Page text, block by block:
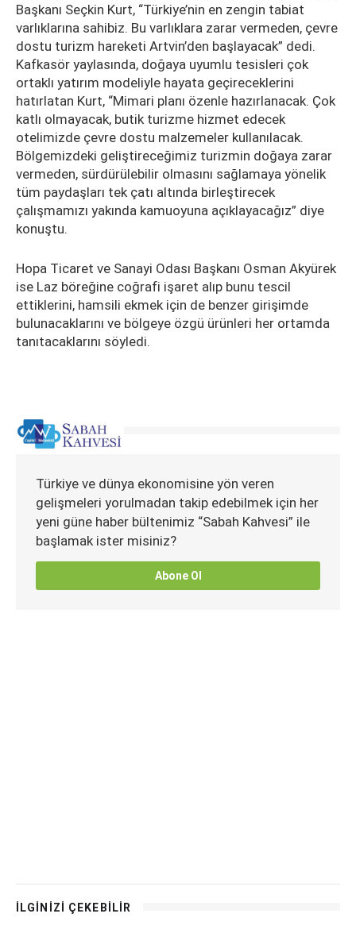
Başkanı Seçkin Kurt, “Türkiye’nin en zengin tabiat
varlıklarına sahibiz. Bu varlıklara zarar vermeden, çevre
dostu turizm hareketi Artvin’den başlayacak” dedi.
Kafkasör yaylasında, doğaya uyumlu tesisleri çok
ortaklı yatırım modeliyle hayata geçireceklerini
hatırlatan Kurt, “Mimari planı özenle hazırlanacak. Çok
katlı olmayacak, butik turizme hizmet edecek
otelimizde çevre dostu malzemeler kullanılacak.
Bölgemizdeki geliştireceğimiz turizmin doğaya zarar
vermeden, sürdürülebilir olmasını sağlamaya yönelik
tüm paydaşları tek çatı altında birleştirecek
çalışmamızı yakında kamuoyuna açıklayacağız” diye
konuştu.
Hopa Ticaret ve Sanayi Odası Başkanı Osman Akyürek
ise Laz böreğine coğrafi işaret alıp bunu tescil
ettiklerini, hamsili ekmek için de benzer girişimde
bulunacaklarını ve bölgeye özgü ürünleri her ortamda
tanıtacaklarını söyledi.
Türkiye ve dünya ekonomisine yön veren
gelişmeleri yorulmadan takip edebilmek için her
yeni güne haber bültenimiz “Sabah Kahvesi” ile
başlamak ister misiniz?
Abone Ol
İLGİNİZİ ÇEKEBİLİR